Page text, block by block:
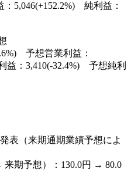
5,046(+152.2%) 純利益：
予想営業利益：
益：3,410(-32.4%) 予想純利
表（来期通期業績予想によ
期予想）：130.0円 → 80.0